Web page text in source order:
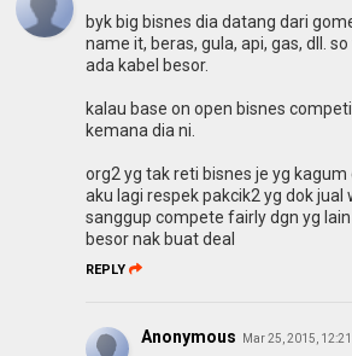
byk big bisnes dia datang dari
name it, beras, gula, api, gas, dll.
ada kabel besor.
kalau base on open bisnes
kemana dia ni.
org2 yg tak reti bisnes je yg kagum
aku lagi respek pakcik2 yg dok jual
sanggup compete fairly dgn yg lain
besor nak buat deal
REPLY
Anonymous Mar 25, 2015,